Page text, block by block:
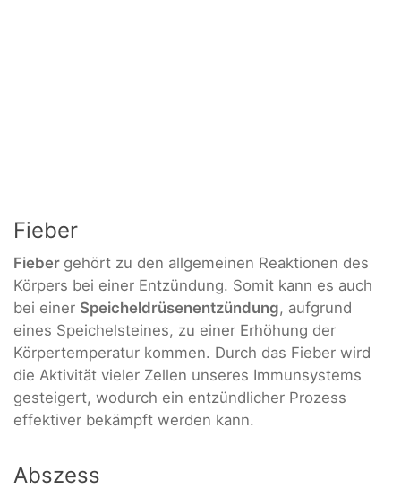
Fieber
Fieber gehört zu den allgemeinen Reaktionen des
Körpers bei einer Entzündung. Somit kann es auch
bei einer Speicheldrüsenentzündung, aufgrund
eines Speichelsteines, zu einer Erhöhung der
Körpertemperatur kommen. Durch das Fieber wird
die Aktivität vieler Zellen unseres Immunsystems
gesteigert, wodurch ein entzündlicher Prozess
effektiver bekämpft werden kann.
Abszess